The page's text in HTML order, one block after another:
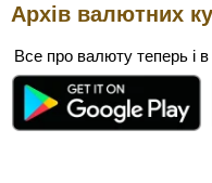
Архів валютних
Все про валюту теперь і